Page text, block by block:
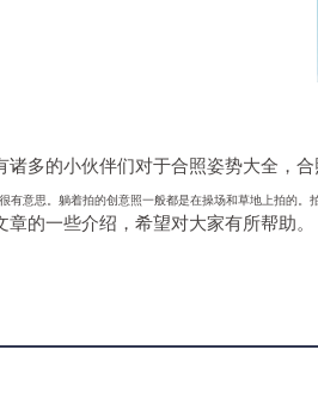
诸多的小伙伴们对于合照姿势大全，
有意思。躺着拍的创意照一般都是在操场和草地上拍的
的一些介绍，希望对大家有所帮助。